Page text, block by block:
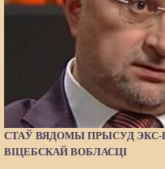
СТАЎ ВЯДОМЫ ПРЫСУД
ВІЦЕБСКАЙ ВОБЛАСЦІ